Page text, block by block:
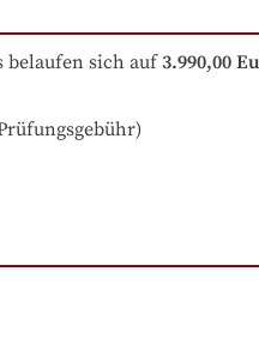
belaufen sich auf3.990,00